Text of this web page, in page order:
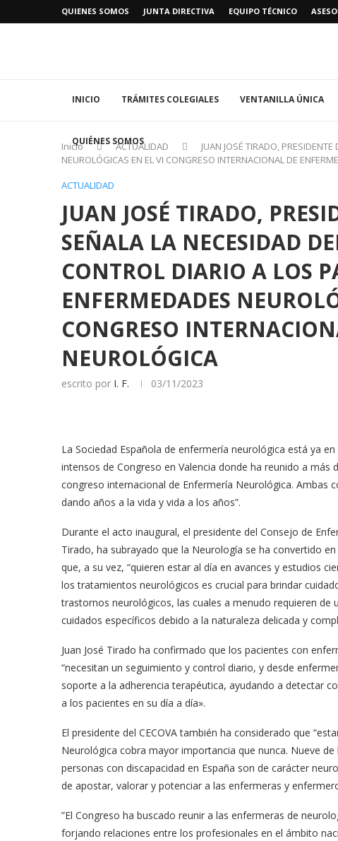
QUIENES SOMOS JUNTA DIRECTIVA EQUIPO TÉCNICO
INICIO TRÁMITES COLEGIALES VENTANILLA ÚNICA
QUIÉNES SOMOS
Inicio ACTUALIDAD
JUAN JOSÉ TIRADO,
NEUROLÓGICAS EN EL VI CONGRESO INTERNACIONAL DE
ACTUALIDAD
JUAN JOSÉ TIRADO,
SEÑALA LA NECESIDAD
CONTROL DIARIO A LOS
ENFERMEDADES
CONGRESO
NEUROLÓGICA
escrito por I. F. 03/11/2023
La Sociedad Española de enfermería neurológica está ya
intensos de Congreso en Valencia donde ha reunido a más
congreso internacional de Enfermería Neurológica. Ambas
dando años a la vida y vida a los años”.
Durante el acto inaugural, el presidente del Consejo de
Tirado, ha subrayado que la Neurología se ha convertido
que, a su vez, “quieren estar al día en avances y estudios
los tratamientos neurológicos es crucial para brindar
trastornos neurológicos, las cuales a menudo requieren de
cuidados específicos debido a la naturaleza delicada y
Juan José Tirado ha confirmado que los pacientes con
“necesitan un seguimiento y control diario, y desde
soporte a la adherencia terapéutica, ayudando a detectar
a los pacientes en su día a día».
El presidente del CECOVA también ha considerado que
Neurológica cobra mayor importancia que nunca. Nueve
personas con discapacidad en España son de carácter
de apostar, valorar y potenciar a las enfermeras y
”El Congreso ha buscado reunir a las enfermeras de
forjando relaciones entre los profesionales en el ámbito